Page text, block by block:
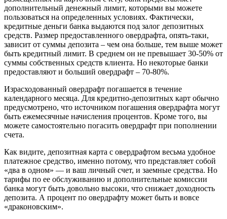
дополнительный денежный лимит, которыми вы можете
пользоваться на определенных условиях. Фактически,
кредитные деньги банка выдаются под залог депозитных
средств. Размер предоставленного овердрафта, опять-таки,
зависит от суммы депозита – чем она больше, тем выше может
быть кредитный лимит. В среднем он не превышает 30-50% от
суммы собственных средств клиента. Но некоторые банки
предоставляют и больший овердрафт – 70-80%.
Израсходованный овердрафт погашается в течение
календарного месяца. Для кредитно-депозитных карт обычно
предусмотрено, что источником погашения овердрафта могут
быть ежемесячные начисления процентов. Кроме того, вы
можете самостоятельно погасить овердрафт при пополнении
счета.
Как видите, депозитная карта с овердрафтом весьма удобное
платежное средство, именно потому, что представляет собой
«два в одном» — и ваш личный счет, и заемные средства. Но
тарифы по ее обслуживанию и дополнительные комиссии
банка могут быть довольно высоки, что снижает доходность
депозита. А процент по овердрафту может быть и вовсе
«драконовским».